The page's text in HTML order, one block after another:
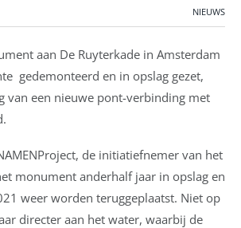
NIEUWS
aan De Ruyterkade in Amsterdam
gedemonteerd en in opslag gezet,
van een nieuwe pont-verbinding met
de initiatiefnemer van het
monument anderhalf jaar in opslag en
weer worden teruggeplaatst. Niet op
directer aan het water, waarbij de